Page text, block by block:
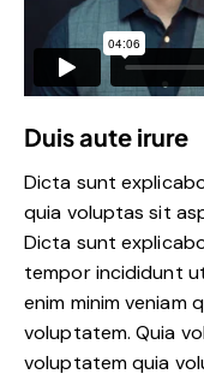
Duis aute irure
Dicta sunt
quia voluptas sit
Dicta sunt
tempor incididunt
enim minim veniam
voluptatem. Quia
voluptatem quia